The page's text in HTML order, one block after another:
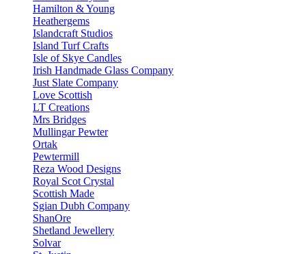
Hamilton & Young
Heathergems
Islandcraft Studios
Island Turf Crafts
Isle of Skye Candles
Irish Handmade Glass Company
Just Slate Company
Love Scottish
LT Creations
Mrs Bridges
Mullingar Pewter
Ortak
Pewtermill
Reza Wood Designs
Royal Scot Crystal
Scottish Made
Sgian Dubh Company
ShanOre
Shetland Jewellery
Solvar